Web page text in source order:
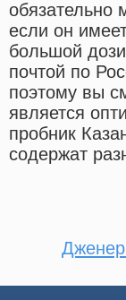
обязательно
если он
большой
почтой по
поэтому вы
является
пробник
содержат